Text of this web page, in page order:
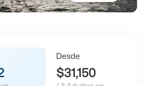
Desde
$31,150